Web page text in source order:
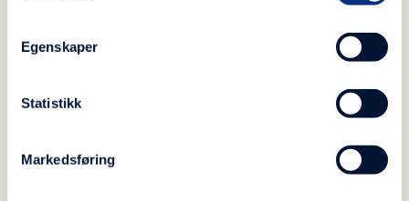
Egenskaper
Statistikk
Markedsføring